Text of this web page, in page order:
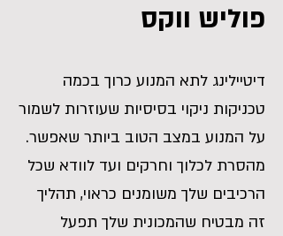
פוליש ווקס
דיטיילינג לתא המנוע כרוך בכמה
טכניקות ניקוי בסיסיות שעוזרות לשמור
על המנוע במצב הטוב ביותר שאפשר.
מהסרת לכלוך וחרקים ועד לוודא שכל
הרכיבים שלך משומנים כראוי, תהליך
זה מבטיח שהמכונית שלך תפעל